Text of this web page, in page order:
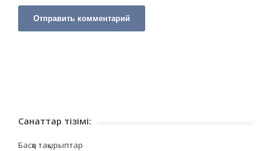
Санаттар тізімі:
Басқа тақырыптар